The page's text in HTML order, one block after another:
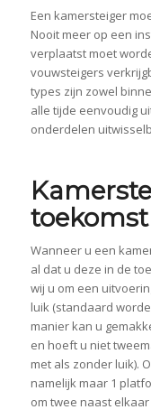
Een kamersteiger
Nooit meer op een
verplaatst moet
vouwsteigers
types zijn zowel
alle tijde eenvoudig
onderdelen
Wanneer u een
al dat u deze in de
wij u om een
luik (standaard
manier kan u
en hoeft u niet
met als zonder luik).
namelijk maar 1
om twee naast elkaar